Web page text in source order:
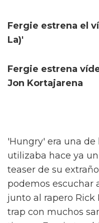
Fergie estrena el
La)'
Fergie estrena
Jon Kortajarena
'Hungry' era una de
utilizaba hace ya
teaser de su
podemos escuchar
junto al rapero Rick
trap con muchos